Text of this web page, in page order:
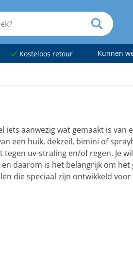
Kosteloos retour Kunnen
iets aanwezig wat gemaakt is van
een huik, dekzeil, bimini of
uv-straling en/of regen. Je
daarom is het belangrijk om
die speciaal zijn ontwikkeld